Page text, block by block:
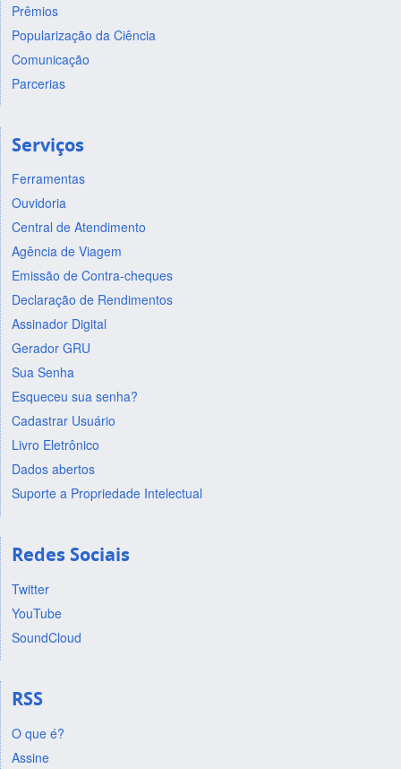
Prêmios
Popularização da Ciência
Comunicação
Parcerias
Serviços
Ferramentas
Ouvidoria
Central de Atendimento
Agência de Viagem
Emissão de Contra-cheques
Declaração de Rendimentos
Assinador Digital
Gerador GRU
Sua Senha
Esqueceu sua senha?
Cadastrar Usuário
Livro Eletrônico
Dados abertos
Suporte a Propriedade Intelectual
Redes Sociais
Twitter
YouTube
SoundCloud
RSS
O que é?
Assine